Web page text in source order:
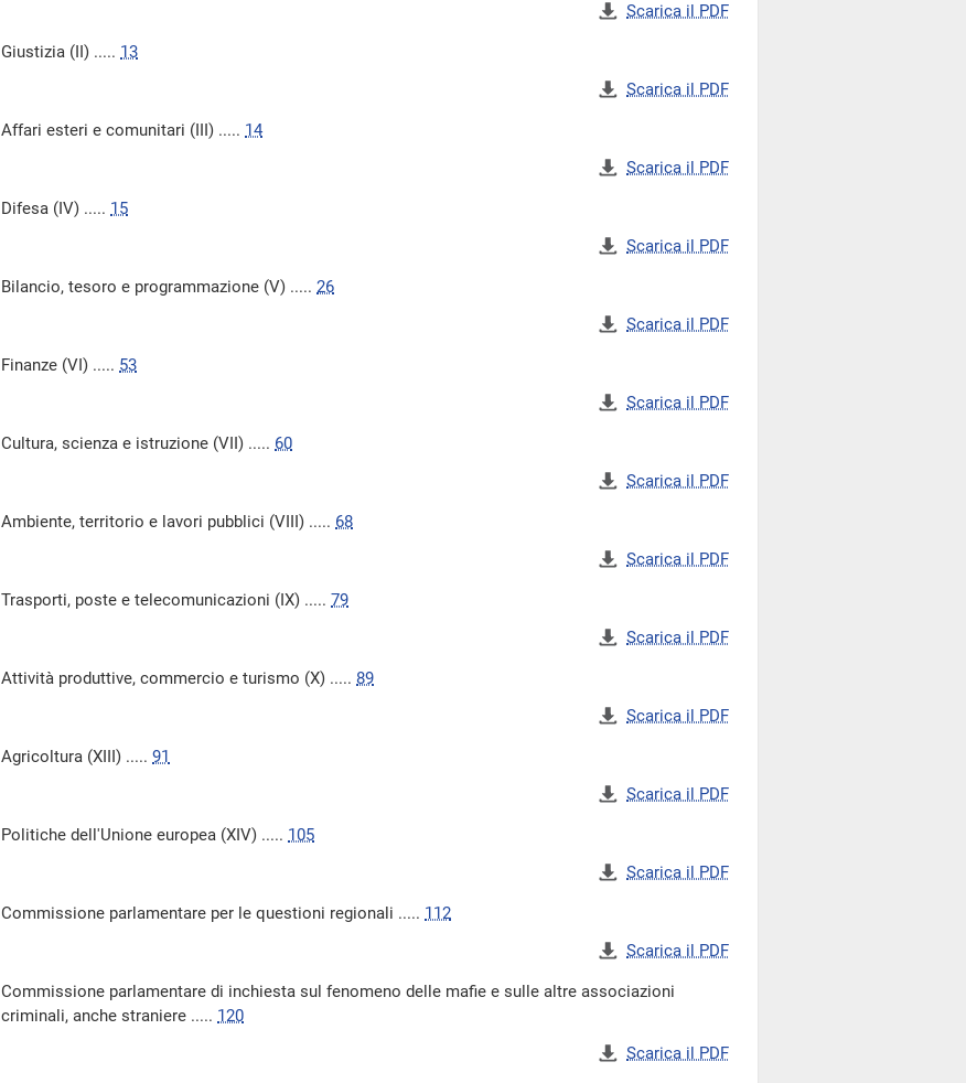
Scarica il PDF
Giustizia (II) ..... 13
Scarica il PDF
Affari esteri e comunitari (III) ..... 14
Scarica il PDF
Difesa (IV) ..... 15
Scarica il PDF
Bilancio, tesoro e programmazione (V) ..... 26
Scarica il PDF
Finanze (VI) ..... 53
Scarica il PDF
Cultura, scienza e istruzione (VII) ..... 60
Scarica il PDF
Ambiente, territorio e lavori pubblici (VIII) ..... 68
Scarica il PDF
Trasporti, poste e telecomunicazioni (IX) ..... 79
Scarica il PDF
Attività produttive, commercio e turismo (X) ..... 89
Scarica il PDF
Agricoltura (XIII) ..... 91
Scarica il PDF
Politiche dell'Unione europea (XIV) ..... 105
Scarica il PDF
Commissione parlamentare per le questioni regionali ..... 112
Scarica il PDF
Commissione parlamentare di inchiesta sul fenomeno delle mafie e sulle altre associazioni
criminali, anche straniere ..... 120
Scarica il PDF